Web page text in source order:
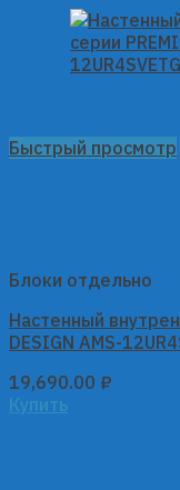
Быстрый просмотр
Блоки отдельно
Настенный
DESIGN AMS-
19,690.00 ₽
Купить